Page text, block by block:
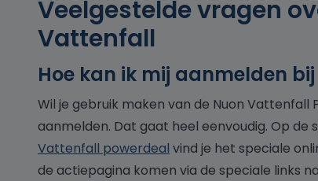
Veelgestelde vragen
Vattenfall
Hoe kan ik mij aanmelden
Wil je gebruik maken van de Nuon Vattenfall
aanmelden. Dat gaat heel eenvoudig. Op de
Vattenfall powerdeal vind je het speciale
de actiepagina komen via de speciale links